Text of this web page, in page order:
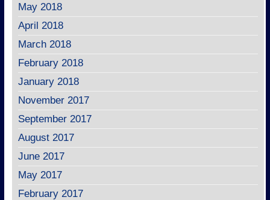
May 2018
April 2018
March 2018
February 2018
January 2018
November 2017
September 2017
August 2017
June 2017
May 2017
February 2017